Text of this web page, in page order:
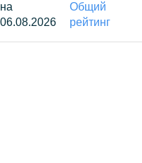
на
06.08.2026
Общий
рейтинг